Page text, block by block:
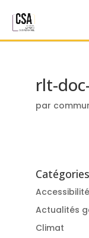
rlt-
par
Catégories
Accessibilité
Actualités
Climat